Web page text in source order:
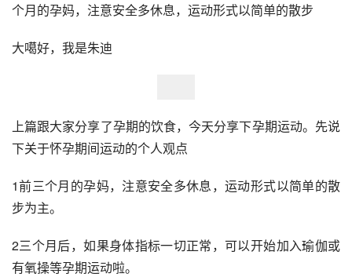
个月的孕妈，注意安全多休息，运动形式以简单的散步
大噶好，我是朱迪
上篇跟大家分享了孕期的饮食，今天分享下孕期运动。先说
下关于怀孕期间运动的个人观点
1前三个月的孕妈，注意安全多休息，运动形式以简单的散
步为主。
2三个月后，如果身体指标一切正常，可以开始加入瑜伽或
有氧操等孕期运动啦。